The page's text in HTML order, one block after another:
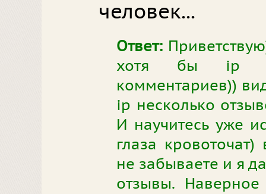
человек...
Ответ:
хотя бы ip
комментариев))
ip несколько
И научитесь уже
глаза
не забываете и я
отзывы.